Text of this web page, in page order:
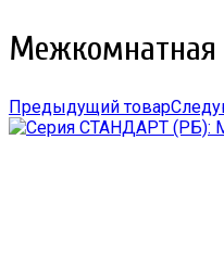
Межкомнатная
Предыдущий товар